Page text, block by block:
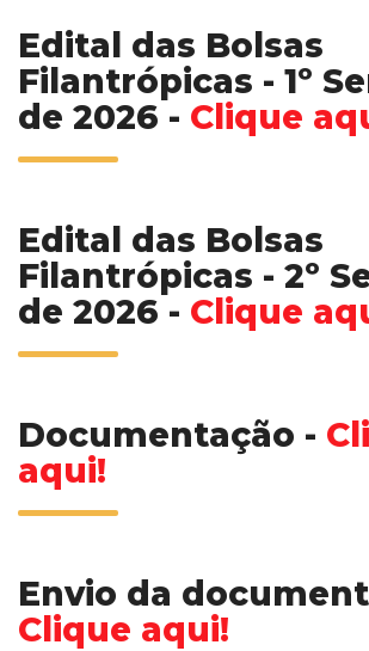
Edital das Bolsas
Filantrópicas - 1º
de 2026 - Clique
Edital das Bolsas
Filantrópicas - 2º
de 2026 - Clique
Documentação -
aqui!
Envio da
Clique aqui!